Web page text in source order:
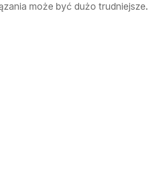
może być dużo trudniejsze.